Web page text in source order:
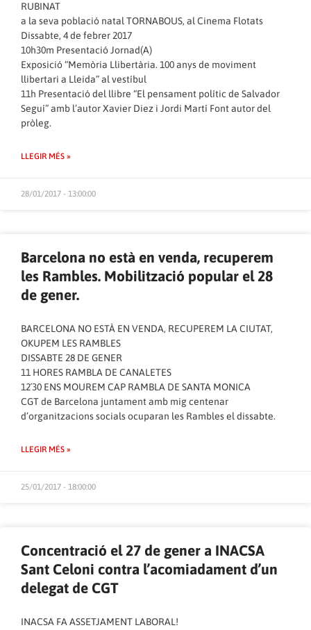
RUBINAT
a la seva població natal TORNABOUS, al Cinema Flotats
Dissabte, 4 de febrer 2017
10h30m Presentació Jornad(A)
Exposició “Memòria Llibertària. 100 anys de moviment
llibertari a Lleida” al vestíbul
11h Presentació del llibre “El pensament polític de Salvador
Seguí” amb l’autor Xavier Diez i Jordi Martí Font autor del
pròleg.
LLEGIR MÉS »
28/01/2017 - 13:00:00
Barcelona no està en venda, recuperem
les Rambles. Mobilització popular el 28
de gener.
BARCELONA NO ESTÀ EN VENDA, RECUPEREM LA CIUTAT,
OKUPEM LES RAMBLES
DISSABTE 28 DE GENER
11 HORES RAMBLA DE CANALETES
12´30 ENS MOUREM CAP RAMBLA DE SANTA MONICA
CGT de Barcelona juntament amb mig centenar
d’organitzacions socials ocuparan les Rambles el dissabte.
LLEGIR MÉS »
25/01/2017 - 18:00:00
Concentració el 27 de gener a INACSA
Sant Celoni contra l’acomiadament d’un
delegat de CGT
INACSA FA ASSETJAMENT LABORAL!